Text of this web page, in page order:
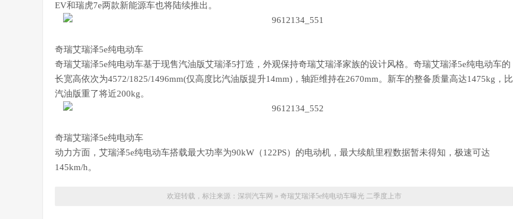
EV和瑞虎7e两款新能源车也将陆续推出。
奇瑞艾瑞泽5e纯电动车
奇瑞艾瑞泽5e纯电动车基于现售汽油版艾瑞泽5打造，外观保持奇瑞艾瑞泽家族的设计风格。奇瑞艾瑞泽5e纯电动车的
长宽高依次为4572/1825/1496mm(仅高度比汽油版提升14mm)，轴距维持在2670mm。新车的整备质量高达1475kg，比
汽油版重了将近200kg。
奇瑞艾瑞泽5e纯电动车
动力方面，艾瑞泽5e纯电动车搭载最大功率为90kW（122PS）的电动机，最大续航里程数据暂未得知，极速可达
145km/h。
欢迎转载，标注来源： 深圳汽车网 » 奇瑞艾瑞泽5e纯电动车曝光 二季度上市